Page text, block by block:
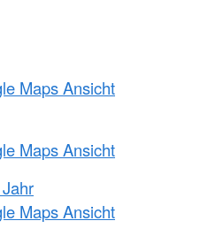
Maps Ansicht
Maps Ansicht
Maps Ansicht